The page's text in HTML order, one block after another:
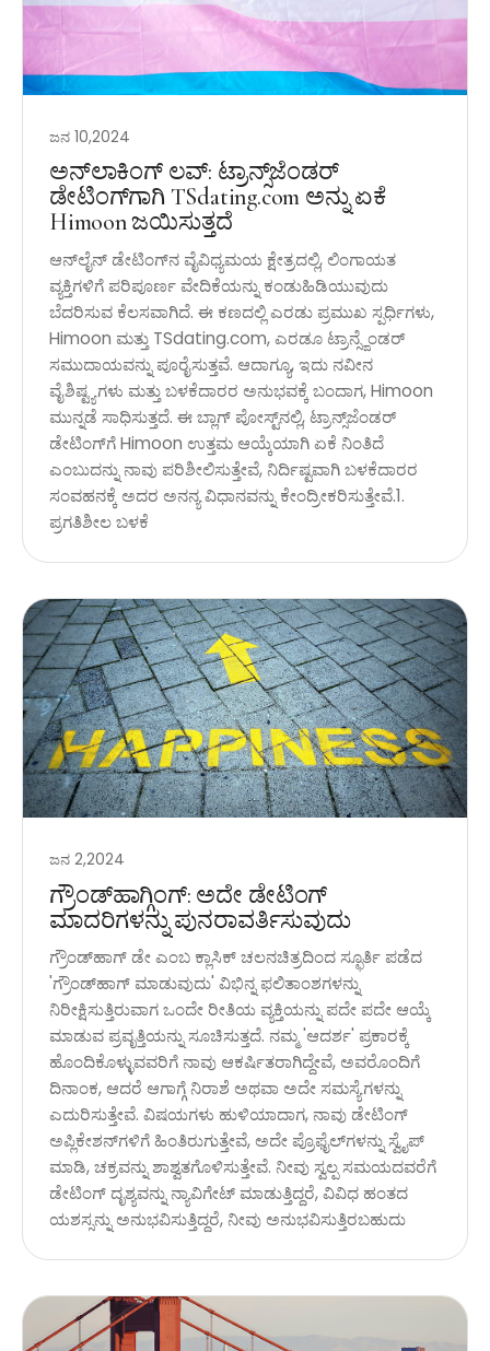
ಜನ 10,2024
ಅನ್‌ಲಾಕಿಂಗ್ ಲವ್: ಟ್ರಾನ್ಸ್‌ಜೆಂಡರ್
ಡೇಟಿಂಗ್‌ಗಾಗಿ TSdating.com ಅನ್ನು ಏಕೆ
Himoon ಜಯಿಸುತ್ತದೆ
ಆನ್‌ಲೈನ್ ಡೇಟಿಂಗ್‌ನ ವೈವಿಧ್ಯಮಯ ಕ್ಷೇತ್ರದಲ್ಲಿ, ಲಿಂಗಾಯತ
ವ್ಯಕ್ತಿಗಳಿಗೆ ಪರಿಪೂರ್ಣ ವೇದಿಕೆಯನ್ನು ಕಂಡುಹಿಡಿಯುವುದು
ಬೆದರಿಸುವ ಕೆಲಸವಾಗಿದೆ. ಈ ಕಣದಲ್ಲಿ ಎರಡು ಪ್ರಮುಖ ಸ್ಪರ್ಧಿಗಳು,
Himoon ಮತ್ತು TSdating.com, ಎರಡೂ ಟ್ರಾನ್ಸ್ಜೆಂಡರ್
ಸಮುದಾಯವನ್ನು ಪೂರೈಸುತ್ತವೆ. ಆದಾಗ್ಯೂ, ಇದು ನವೀನ
ವೈಶಿಷ್ಟ್ಯಗಳು ಮತ್ತು ಬಳಕೆದಾರರ ಅನುಭವಕ್ಕೆ ಬಂದಾಗ, Himoon
ಮುನ್ನಡೆ ಸಾಧಿಸುತ್ತದೆ. ಈ ಬ್ಲಾಗ್ ಪೋಸ್ಟ್‌ನಲ್ಲಿ, ಟ್ರಾನ್ಸ್‌ಜೆಂಡರ್
ಡೇಟಿಂಗ್‌ಗೆ Himoon ಉತ್ತಮ ಆಯ್ಕೆಯಾಗಿ ಏಕೆ ನಿಂತಿದೆ
ಎಂಬುದನ್ನು ನಾವು ಪರಿಶೀಲಿಸುತ್ತೇವೆ, ನಿರ್ದಿಷ್ಟವಾಗಿ ಬಳಕೆದಾರರ
ಸಂವಹನಕ್ಕೆ ಅದರ ಅನನ್ಯ ವಿಧಾನವನ್ನು ಕೇಂದ್ರೀಕರಿಸುತ್ತೇವೆ.1.
ಪ್ರಗತಿಶೀಲ ಬಳಕೆ
ಜನ 2,2024
ಗ್ರೌಂಡ್‌ಹಾಗ್ಗಿಂಗ್: ಅದೇ ಡೇಟಿಂಗ್
ಮಾದರಿಗಳನ್ನು ಪುನರಾವರ್ತಿಸುವುದು
ಗ್ರೌಂಡ್‌ಹಾಗ್ ಡೇ ಎಂಬ ಕ್ಲಾಸಿಕ್ ಚಲನಚಿತ್ರದಿಂದ ಸ್ಫೂರ್ತಿ ಪಡೆದ
'ಗ್ರೌಂಡ್‌ಹಾಗ್ ಮಾಡುವುದು' ವಿಭಿನ್ನ ಫಲಿತಾಂಶಗಳನ್ನು
ನಿರೀಕ್ಷಿಸುತ್ತಿರುವಾಗ ಒಂದೇ ರೀತಿಯ ವ್ಯಕ್ತಿಯನ್ನು ಪದೇ ಪದೇ ಆಯ್ಕೆ
ಮಾಡುವ ಪ್ರವೃತ್ತಿಯನ್ನು ಸೂಚಿಸುತ್ತದೆ. ನಮ್ಮ 'ಆದರ್ಶ' ಪ್ರಕಾರಕ್ಕೆ
ಹೊಂದಿಕೊಳ್ಳುವವರಿಗೆ ನಾವು ಆಕರ್ಷಿತರಾಗಿದ್ದೇವೆ, ಅವರೊಂದಿಗೆ
ದಿನಾಂಕ, ಆದರೆ ಆಗಾಗ್ಗೆ ನಿರಾಶೆ ಅಥವಾ ಅದೇ ಸಮಸ್ಯೆಗಳನ್ನು
ಎದುರಿಸುತ್ತೇವೆ. ವಿಷಯಗಳು ಹುಳಿಯಾದಾಗ, ನಾವು ಡೇಟಿಂಗ್
ಅಪ್ಲಿಕೇಶನ್‌ಗಳಿಗೆ ಹಿಂತಿರುಗುತ್ತೇವೆ, ಅದೇ ಪ್ರೊಫೈಲ್‌ಗಳನ್ನು ಸ್ವೈಪ್
ಮಾಡಿ, ಚಕ್ರವನ್ನು ಶಾಶ್ವತಗೊಳಿಸುತ್ತೇವೆ. ನೀವು ಸ್ವಲ್ಪ ಸಮಯದವರೆಗೆ
ಡೇಟಿಂಗ್ ದೃಶ್ಯವನ್ನು ನ್ಯಾವಿಗೇಟ್ ಮಾಡುತ್ತಿದ್ದರೆ, ವಿವಿಧ ಹಂತದ
ಯಶಸ್ಸನ್ನು ಅನುಭವಿಸುತ್ತಿದ್ದರೆ, ನೀವು ಅನುಭವಿಸುತ್ತಿರಬಹುದು